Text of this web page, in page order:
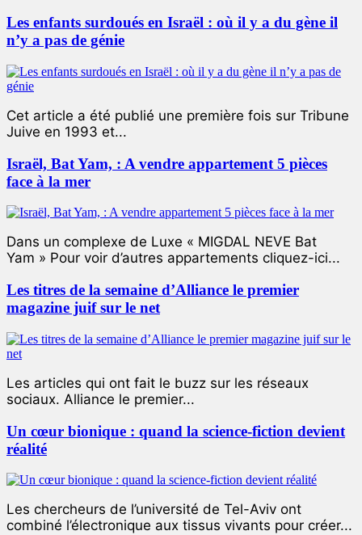
Les enfants surdoués en Israël : où il y a du gène il
n’y a pas de génie
Cet article a été publié une première fois sur Tribune
Juive en 1993 et...
Israël, Bat Yam, : A vendre appartement 5 pièces
face à la mer
Dans un complexe de Luxe « MIGDAL NEVE Bat
Yam » Pour voir d’autres appartements cliquez-ici...
Les titres de la semaine d’Alliance le premier
magazine juif sur le net
Les articles qui ont fait le buzz sur les réseaux
sociaux. Alliance le premier...
Un cœur bionique : quand la science-fiction devient
réalité
Les chercheurs de l’université de Tel-Aviv ont
combiné l’électronique aux tissus vivants pour créer...